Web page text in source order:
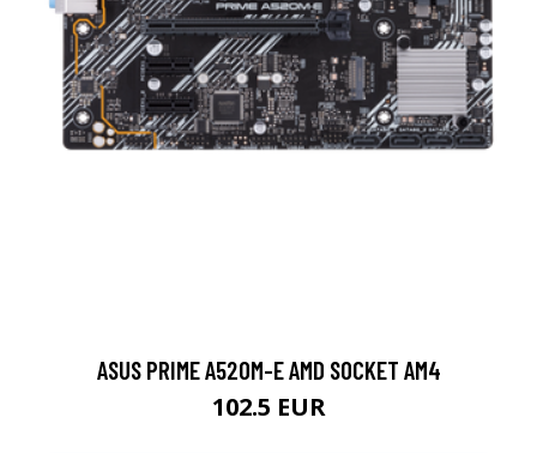
ASUS PRIME A520M-E AMD SOCKET AM4
102.5 EUR